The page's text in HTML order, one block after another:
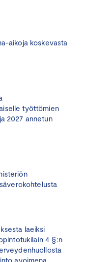
aikoja koskevasta
työttömien
2027 annetun
laeiksi
4 §:n
avoimena